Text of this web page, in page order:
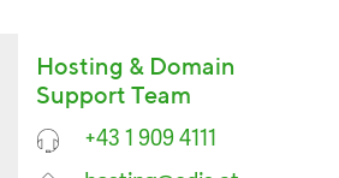
Hosting & Domain
Support Team
+43 1 909 4111